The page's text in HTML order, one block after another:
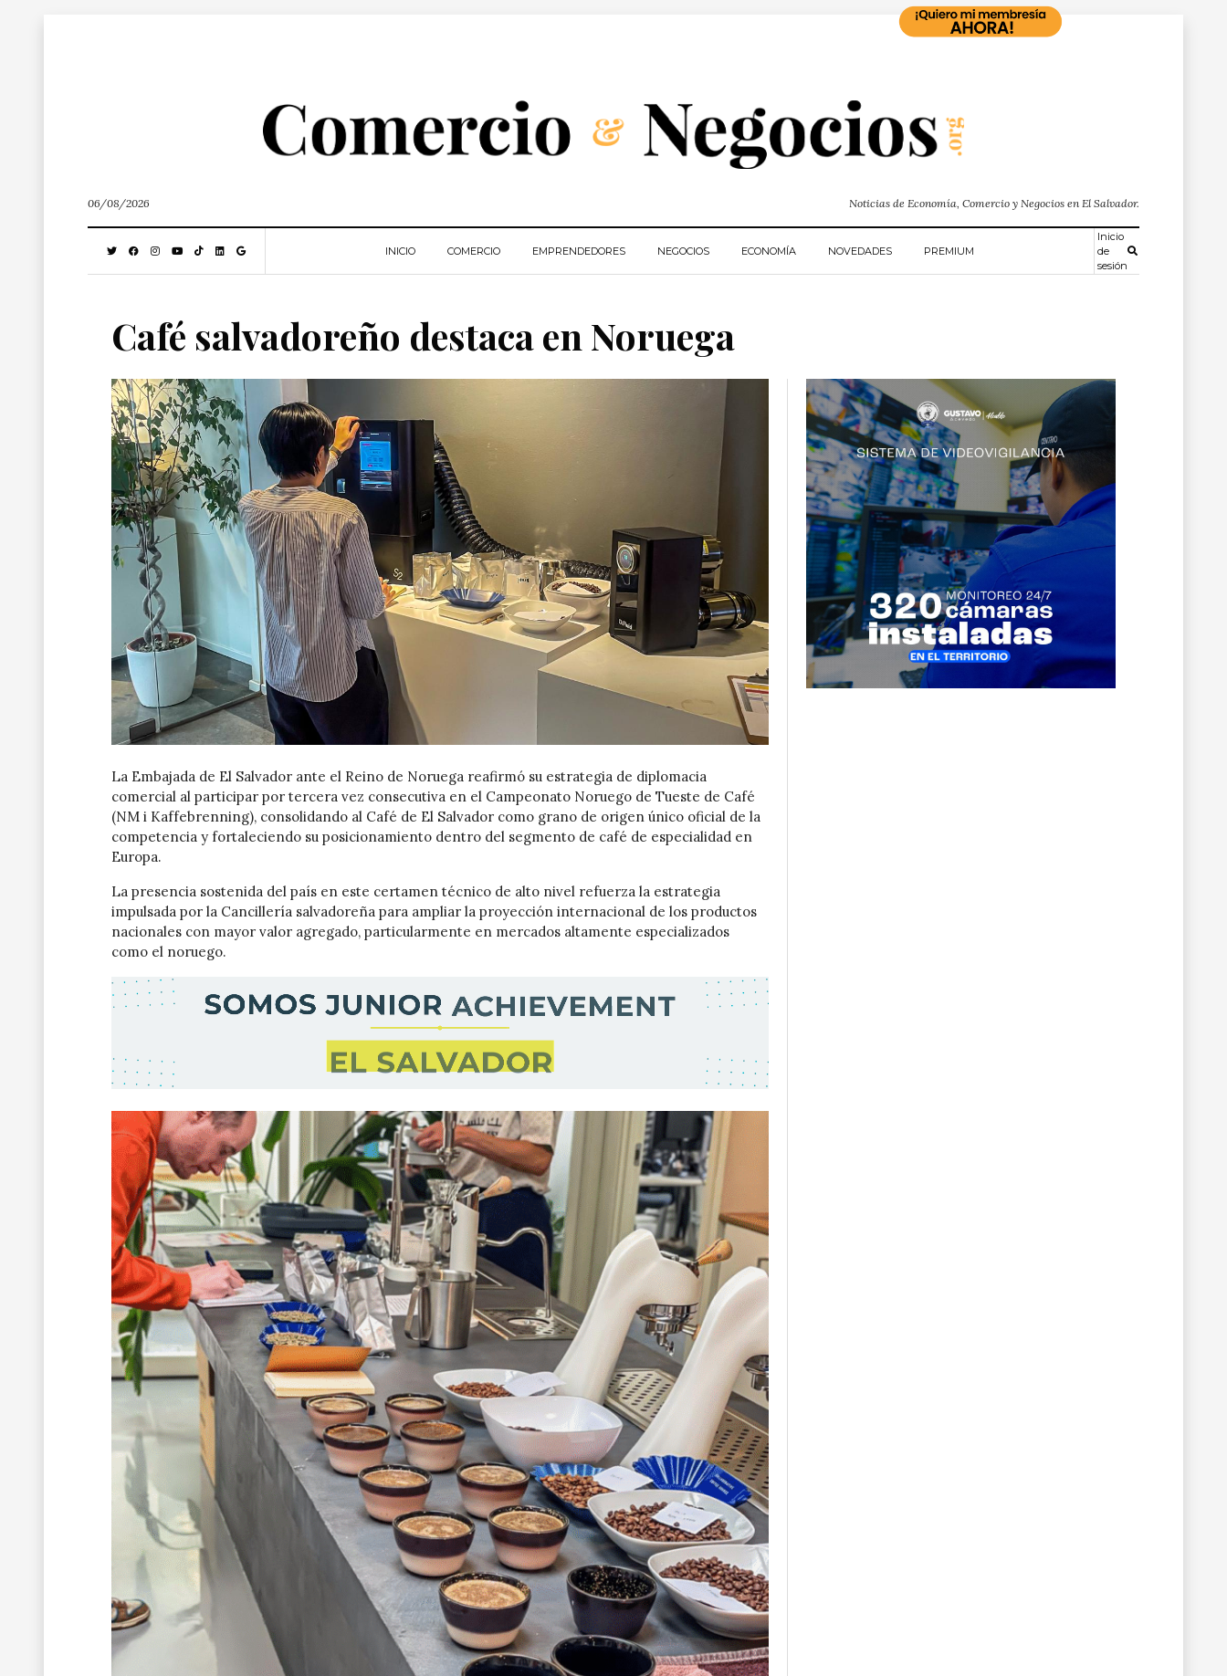
06/08/2026 Noticias de Economía, Comercio y Negocios en El Salvador.
INICIO COMERCIO EMPRENDEDORES NEGOCIOS ECONOMÍA NOVEDADES PREMIUM
Inicio
de
sesión
Café salvadoreño destaca en Noruega
La Embajada de El Salvador ante el Reino de Noruega reafirmó su estrategia de diplomacia
comercial al participar por tercera vez consecutiva en el Campeonato Noruego de Tueste de Café
(NM i Kaffebrenning), consolidando al Café de El Salvador como grano de origen único oficial de la
competencia y fortaleciendo su posicionamiento dentro del segmento de café de especialidad en
Europa.
La presencia sostenida del país en este certamen técnico de alto nivel refuerza la estrategia
impulsada por la Cancillería salvadoreña para ampliar la proyección internacional de los productos
nacionales con mayor valor agregado, particularmente en mercados altamente especializados
como el noruego.